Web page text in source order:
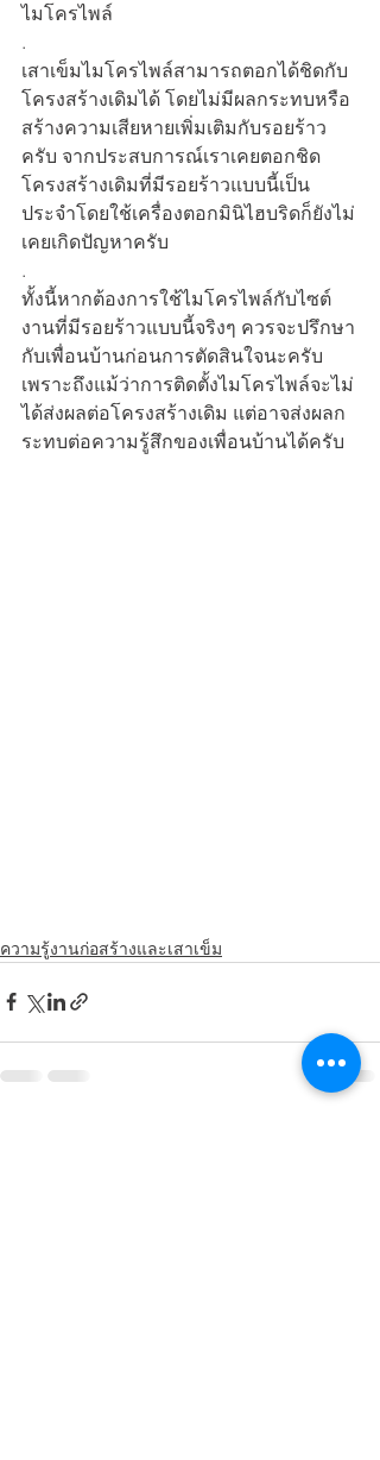
ไมโครไพล์
.
เสาเข็มไมโครไพล์สามารถตอกได้ชิดกับ
โครงสร้างเดิมได้ โดยไม่มีผลกระทบหรือ
สร้างความเสียหายเพิ่มเติมกับรอยร้าว
ครับ จากประสบการณ์เราเคยตอกชิด
โครงสร้างเดิมที่มีรอยร้าวแบบนี้เป็น
ประจำโดยใช้เครื่องตอกมินิไฮบริดก็ยังไม่
เคยเกิดปัญหาครับ
.
ทั้งนี้หากต้องการใช้ไมโครไพล์กับไซต์
งานที่มีรอยร้าวแบบนี้จริงๆ ควรจะปรึกษา
กับเพื่อนบ้านก่อนการตัดสินใจนะครับ
เพราะถึงแม้ว่าการติดตั้งไมโครไพล์จะไม่
ได้ส่งผลต่อโครงสร้างเดิม แต่อาจส่งผลก
ระทบต่อความรู้สึกของเพื่อนบ้านได้ครับ
ความรู้งานก่อสร้างและเสาเข็ม